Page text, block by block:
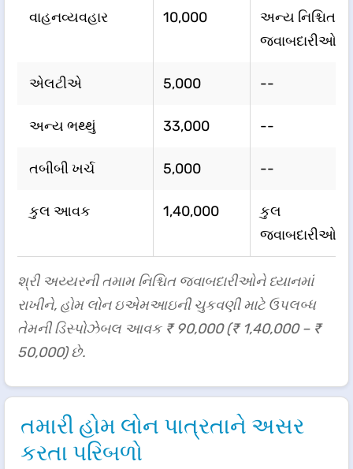
વાહનવ્યવહાર 10,000
અન્ય નિશ્ચિત
જવાબદારીઓ
એલટીએ 5,000 --
અન્ય ભથ્થું 33,000 --
તબીબી ખર્ચ 5,000 --
કુલ આવક 1,40,000
કુલ
જવાબદારીઓ
શ્રી અય્યરની તમામ નિશ્ચિત જવાબદારીઓને ધ્યાનમાં
રાખીને, હોમ લોન ઇએમઆઇની ચુકવણી માટે ઉપલબ્ધ
તેમની ડિસ્પોઝેબલ આવક ₹ 90,000 (₹ 1,40,000 – ₹
50,000) છે.
તમારી હોમ લોન પાત્રતાને અસર
કરતા પરિબળો